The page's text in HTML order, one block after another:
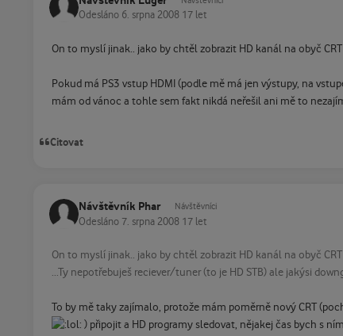
Odesláno 6. srpna 2008 17 let
On to myslí jinak.. jako by chtěl zobrazit HD kanál na obyč CRT
Pokud má PS3 vstup HDMI (podle mě má jen výstupy, na
mám od vánoc a tohle sem fakt nikdá neřešil ani mě to
Citovat
Návštěvník Phar Návštěvníci
Odesláno 7. srpna 2008 17 let
On to myslí jinak.. jako by chtěl zobrazit HD kanál na obyč CRT
...Ty nepotřebuješ reciever/tuner (to je HD STB) ale jakýsi
To by mě taky zajímalo, protože mám poměrně nový CRT
) připojit a HD programy sledovat, nějakej čas bych s